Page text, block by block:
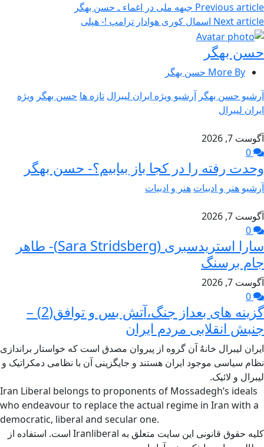
Previous article جبهه ملی در اغماء ـ حسن بهگر
Next article اسمال کوری هوادار ترامپ !- هپلی
حسن بهگر
More By حسن بهگر
آرشیو حسن بهگر آرشیو ویژه ایران لیبرال تازه ها حسن بهگر ویژه
ایران لیبرال
آگوست 7, 2026
وحدت رفته را در کجا باز بیابیم؟- حسن بهگر
آرشیو هنر و ادبیات هنر و ادبیات
آگوست 7, 2026
سارا استریدسبری (Sara Stridsberg)- طاهر
جام برسنگ
آگوست 7, 2026
گزینه های بعداز جنگ،آتش بس و توافق(2) –
جنبش انقلابی مردم ایران
ایران لیبرال خانهٌ آن گروه از پیروان مصدق است که خواستار براندازی
نظام سیاسی موجود ایران هستند و جایگزینی آن با نظامی دمکراتیک و
لیبرال و لائیک.
Iran Liberal belongs to proponents of Mossadegh’s ideals
who endeavour to replace the actual regime in Iran with a
democratic, liberal and secular one.
کلیه حقوق قانونی این سایت متعلق به Iranliberal است. استفاده از